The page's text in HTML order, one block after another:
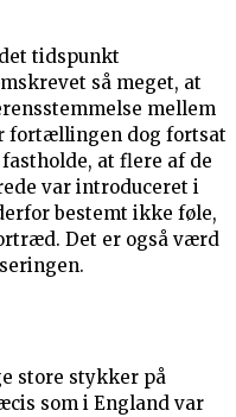
tidspunkt
så meget, at
mellem
fortællingen dog fortsat
at flere af de
var introduceret i
bestemt ikke føle,
Det er også værd
store stykker på
som i England var